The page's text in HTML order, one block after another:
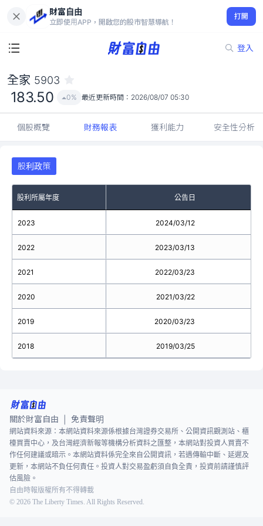
財富自由
立即使用APP，開啟您的股市智慧導航！
打開
登入
183.50
0%
全家 5903
183.50 0% 最近更新時間： 2026/08/07 05:30
個股概覽 財務報表 獲利能力 安全性分析
股利政策
股利所屬年度 公告日
2023
2022
2021
2020
2019
2018
2024/03/12
2023/03/13
2022/03/23
2021/03/22
2020/03/23
2019/03/25
關於財富自由 免責聲明
網站資料來源：本網站資料來源係根據台灣證券交易所、公開資訊觀測站、櫃
檯買賣中心，及台灣經濟新報等機構分析資料之匯整，本網站對投資人買賣不
作任何建議或暗示。本網站資料係完全來自公開資訊，若遇傳輸中斷、延遲及
更新，本網站不負任何責任。投資人對交易盈虧須自負全責，投資前請謹慎評
估風險。
自由時報版權所有不得轉載
© 2026 The Liberty Times. All Rights Reserved.